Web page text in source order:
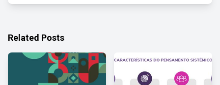
Related Posts